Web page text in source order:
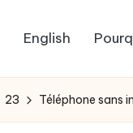
English
23 Téléphone sans